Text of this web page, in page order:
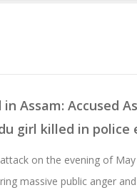
in Assam: Accused
girl killed in police
on the evening of
massive public anger